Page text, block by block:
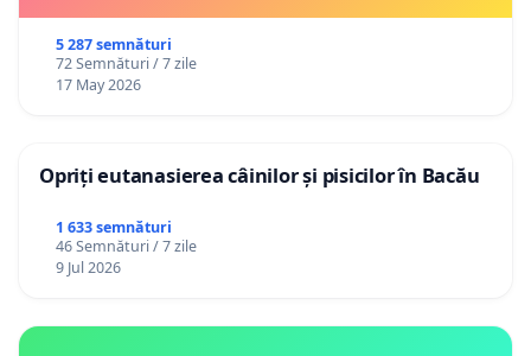
5 287 semnături
72 Semnături / 7 zile
17 May 2026
Opriți eutanasierea câinilor și pisicilor în Bacău
1 633 semnături
46 Semnături / 7 zile
9 Jul 2026